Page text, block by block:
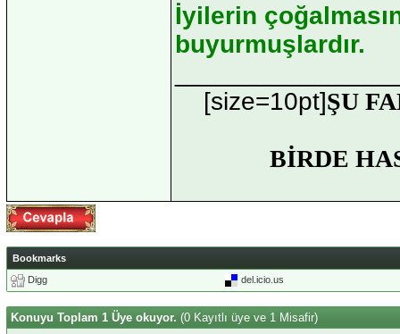
İyilerin
buyurmuşlardır.
[size=10pt]ŞU
BİRDE
Bookmarks
Digg
del.icio.us
Konuyu Toplam 1 Üye okuyor. (0 Kayıtlı üye ve 1 Misafir)